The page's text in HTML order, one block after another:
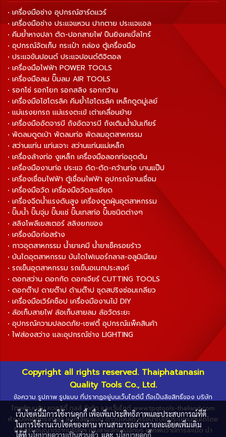
• เครื่องมือช่าง อุปกรณ์ฮาร์ดแวร์
• เครื่องมือช่าง ประแจแหวน ปากตาย ประแจแอล
• คีมย้ำหางปลา ตัด-ปอกสายไฟ ปืนยิงเคเบิ้ลไทร์
• อุปกรณ์จัดเก็บ กระเป๋า กล่อง ตู้เครื่องมือ
• ประแจขันปอนด์ ประแจปอนด์ดิจิตอล
• เครื่องมือไฟฟ้า POWER TOOLS
• เครื่องมือลม ปั๊มลม AIR TOOLS
• รอกโซ่ รอกโยก รอกสลิง รอกกว้าน
• เครื่องมือไฮโดรลิค คีมย้ำไฮโดรลิค เหล็กดูดมู่เลย์
• แม่แรงยกรถ แม่แรงตะเข้ เต่าเคลื่อนย้าย
• เครื่องมืออัดจารบี ถังอัดจารบี ถังเติมน้ำมันเกียร์
• พัดลมดูดเป่า พัดลมท่อ พัดลมอุตสาหกรรม
• สว่านแท่น แท่นเจาะ สว่านแท่นแม่เหล็ก
• เครื่องล้างท่อ งูเหล็ก เครื่องมือลอกท่ออุดตัน
• เครื่องมืองานท่อ ประแจ ดัด-ตัด-คว้านท่อ บานแป๊ป
• เครื่องเชื่อมไฟฟ้า ตู้เชื่อมไฟฟ้า อุปกรณ์งานเชื่อม
• เครื่องมือวัด เครื่องมือวัดละเอียด
• เครื่องฉีดน้ำแรงดันสูง เครื่องดูดฝุ่นอุตสาหกรรม
• ปั๊มน้ำ ปั๊มจุ่ม ปั๊มแช่ ปั๊มเทสท่อ ปั๊มชนิดต่างๆ
• สลิงโพลีเยสเตอร์ สลิงยกของ
• เครื่องมือก่อสร้าง
• กาวอุตสาหกรรม น้ำยาเคมี น้ำยาเช็ครอยร้าว
• บันไดอุตสาหกรรม บันไดไฟเบอร์กลาส-อลูมิเนียม
• รถเข็นอุตสาหกรรม รถเข็นอเนกประสงค์
• ดอกสว่าน ดอกกัด ดอกเจียร์ CUTTING TOOLS
• ดอกต๊าป ดายต๊าป ด้ามต๊าป ชุดสปริงซ่อมเกลียว
• เครื่องมือเวิร์คช็อป เครื่องมืองานไม้ DIY
• ล้อเก็บสายไฟ ล้อเก็บสายลม ล้อวัดระยะ
• อุปกรณ์ความปลอดภัย-เซฟตี้ อุปกรณ์แพ็คสินค้า
• ไฟส่องสว่าง และอุปกรณ์ช่าง LIGHTING
Copyright all rights reserved. Thaiphatanasin
Quality Tools Co., Ltd.
ข้อความ รูปภาพ รูปแบบ ที่ปรากฏอยู่บนเว็บไซต์นี้ ถือเป็นลิขสิทธิ์ของ บริษัท
ไทยพัฒนสิน ควอลิตี้ ทูลส์ จำกัด และเว็บไซต์ www.tpqtools-thailand.com
ห้ามมิให้ผู้ใดกระทำซ้ำ ลอกเลียนแบบ ดาวน์โหลด หรือนำไปใช้ประโยชน์อื่นใดโดย
ไม่ได้รับอนุญาตจากบริษัทฯ เป็นลายลักษณ์อักษร หากพบว่ามีการละเมิด นำ
เว็บไซต์นี้มีการใช้งานคุกกี้ เพื่อเพิ่มประสิทธิภาพและประสบการณ์ที่ดี
ในการใช้งานเว็บไซต์ของท่าน ท่านสามารถอ่านรายละเอียดเพิ่มเติม
ได้ที่นโยบายความเป็นส่วนตัวและนโยบายคุกกี้